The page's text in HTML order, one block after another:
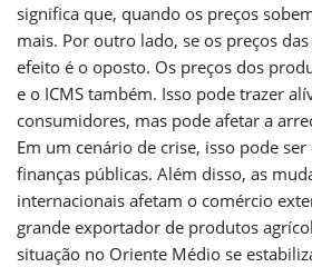
significa que, quando os preços
mais. Por outro lado, se os preços
efeito é o oposto. Os preços dos
e o ICMS também. Isso pode trazer
consumidores, mas pode afetar a
Em um cenário de crise, isso pode
finanças públicas. Além disso, as
internacionais afetam o comércio
grande exportador de produtos
situação no Oriente Médio se